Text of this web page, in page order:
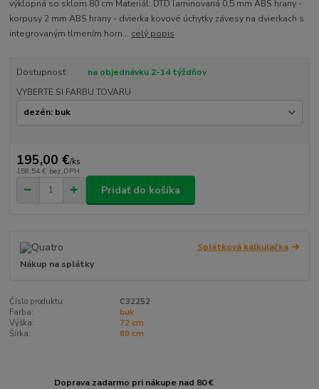
výklopná so sklom 80 cm Materiál: DTD laminovaná 0,5 mm ABS hrany -
korpusy 2 mm ABS hrany - dvierka kovové úchytky závesy na dvierkach s
integrovaným tlmením horn... celý popis
Dostupnosť
na objednávku 2-14 týždňov
VYBERTE SI FARBU TOVARU
195,00 €/ks
158,54 € bez DPH
Pridať do košíka
Splátková kalkulačka
Nákup na splátky
Číslo produktu:
C32252
Farba:
buk
Výška:
72 cm
Šírka:
80 cm
Doprava zadarmo pri nákupe nad 80 €